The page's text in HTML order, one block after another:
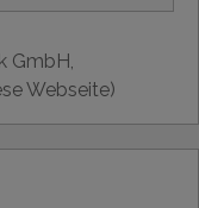
GmbH,
Webseite)